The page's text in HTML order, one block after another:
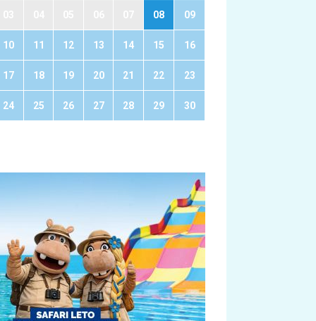
08 09
10 11 12 13 14 15 16
17 18 19 20 21 22 23
24 25 26 27 28 29 30